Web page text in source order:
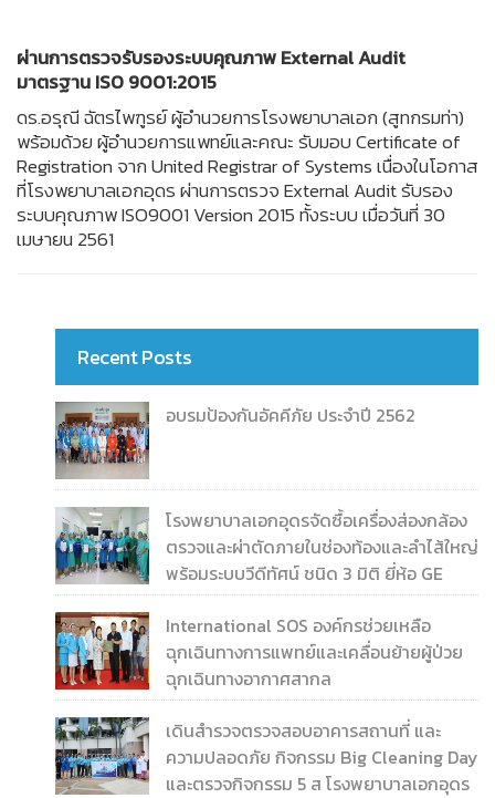
ผ่านการตรวจรับรองระบบคุณภาพExternal Audit
มาตรฐาน ISO 9001:2015
ดร.อรุณี ฉัตรไพฑูรย์ ผู้อำนวยการโรงพยาบาลเอก (สูทกรมท่า)
พร้อมด้วย ผู้อำนวยการแพทย์และคณะ รับมอบ Certificate of
Registration จาก United Registrar of Systems เนื่องในโอกาส
ที่โรงพยาบาลเอกอุดร ผ่านการตรวจ External Audit รับรอง
ระบบคุณภาพ ISO9001 Version 2015 ทั้งระบบ เมื่อวันที่ 30
เมษายน 2561
Recent Posts
อบรมป้องกันอัคคีภัย ประจำปี 2562
โรงพยาบาลเอกอุดรจัดซื้อเครื่องส่องกล้อง
ตรวจและผ่าตัดภายในช่องท้องและลำไส้ใหญ่
พร้อมระบบวีดีทัศน์ ชนิด 3 มิติ ยี่ห้อ GE
International SOS องค์กรช่วยเหลือ
ฉุกเฉินทางการแพทย์และเคลื่อนย้ายผู้ป่วย
ฉุกเฉินทางอากาศสากล
เดินสำรวจตรวจสอบอาคารสถานที่ และ
ความปลอดภัย กิจกรรม Big Cleaning Day
และตรวจกิจกรรม 5 ส โรงพยาบาลเอกอุดร